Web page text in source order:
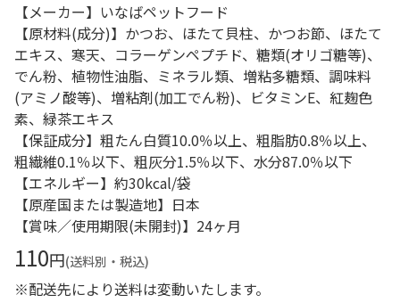
【メーカー】いなばペットフード
【原材料(成分)】かつお、ほたて貝柱、かつお節、ほたて
エキス、寒天、コラーゲンペプチド、糖類(オリゴ糖等)、
でん粉、植物性油脂、ミネラル類、増粘多糖類、調味料
(アミノ酸等)、増粘剤(加工でん粉)、ビタミンE、紅麹色
素、緑茶エキス
【保証成分】粗たん白質10.0％以上、粗脂肪0.8％以上、
粗繊維0.1％以下、粗灰分1.5％以下、水分87.0％以下
【エネルギー】約30kcal/袋
【原産国または製造地】日本
【賞味／使用期限(未開封)】24ヶ月
110円(送料別・税込)
※配送先により送料は変動いたします。